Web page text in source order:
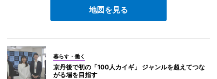
地図を見る
暮らす・働く
京丹後で初の「100人カイギ」 ジャンルを超えてつな
がる場を目指す